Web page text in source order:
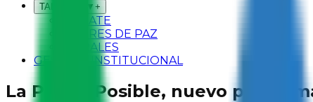
TALLERES ▼ +
SÚMATE
LÍDERES DE PAZ
MURALES
GESTIÓN INSTITUCIONAL
La Paz es Posible, nuevo